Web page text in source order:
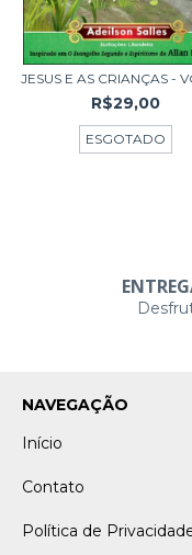
JESUS E AS CRIANÇAS -
R$29,00
ESGOTADO
NAVEGAÇÃO
Início
Contato
Política de